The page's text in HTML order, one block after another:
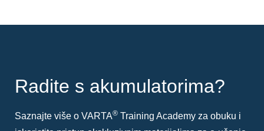
Radite s akumulatorima?
Saznajte više o VARTA® Training Academy za obuku i